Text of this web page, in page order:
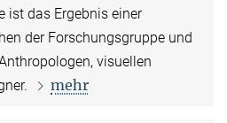
ist das Ergebnis einer
der Forschungsgruppe und
visuellen
mehr